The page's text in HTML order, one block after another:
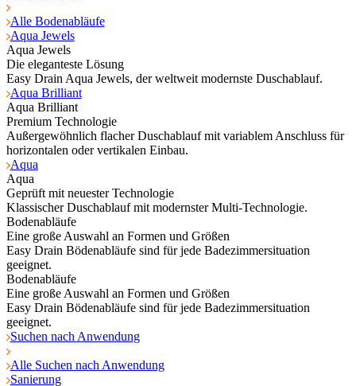
Alle Bodenabläufe
Aqua Jewels
Aqua Jewels
Die eleganteste Lösung
Easy Drain Aqua Jewels, der weltweit modernste Duschablauf.
Aqua Brilliant
Aqua Brilliant
Premium Technologie
Außergewöhnlich flacher Duschablauf mit variablem Anschluss für
horizontalen oder vertikalen Einbau.
Aqua
Aqua
Geprüft mit neuester Technologie
Klassischer Duschablauf mit modernster Multi-Technologie.
Bodenabläufe
Eine große Auswahl an Formen und Größen
Easy Drain Bödenabläufe sind für jede Badezimmersituation
geeignet.
Bodenabläufe
Eine große Auswahl an Formen und Größen
Easy Drain Bödenabläufe sind für jede Badezimmersituation
geeignet.
Suchen nach Anwendung
Alle Suchen nach Anwendung
Sanierung